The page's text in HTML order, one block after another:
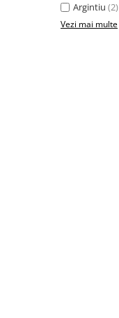
Argintiu (2)
Vezi mai multe